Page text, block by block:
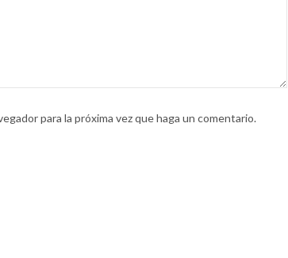
para la próxima vez que haga un comentario.